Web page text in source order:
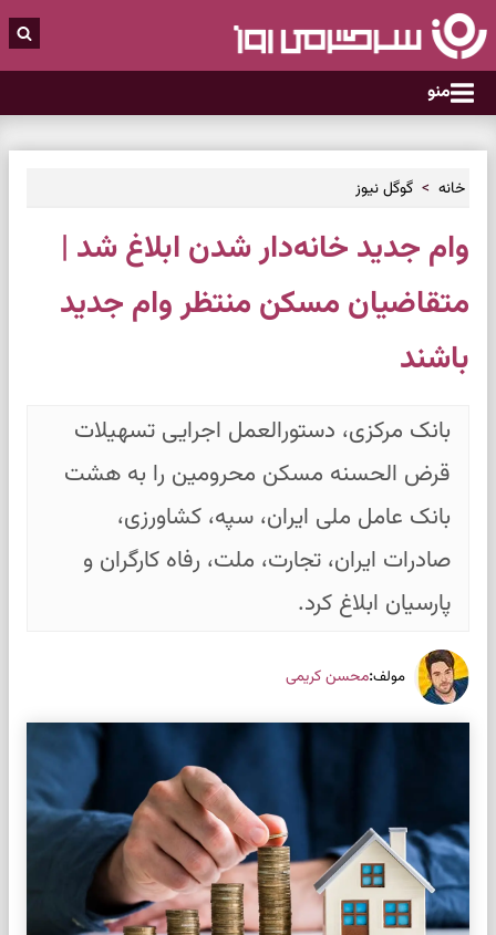
منو
خانه گوگل نیوز
وام جدید خانه‌دار شدن ابلاغ شد |
متقاضیان مسکن منتظر وام جدید
باشند
بانک مرکزی، دستورالعمل اجرایی تسهیلات
قرض الحسنه مسکن محرومین را به هشت
بانک عامل ملی ایران، سپه، کشاورزی،
صادرات ایران، تجارت، ملت، رفاه کارگران و
پارسیان ابلاغ کرد.
مولف:محسن کریمی